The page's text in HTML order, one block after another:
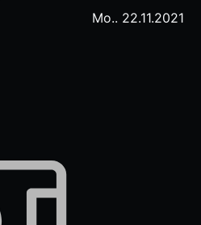
Mo.. 22.11.2021